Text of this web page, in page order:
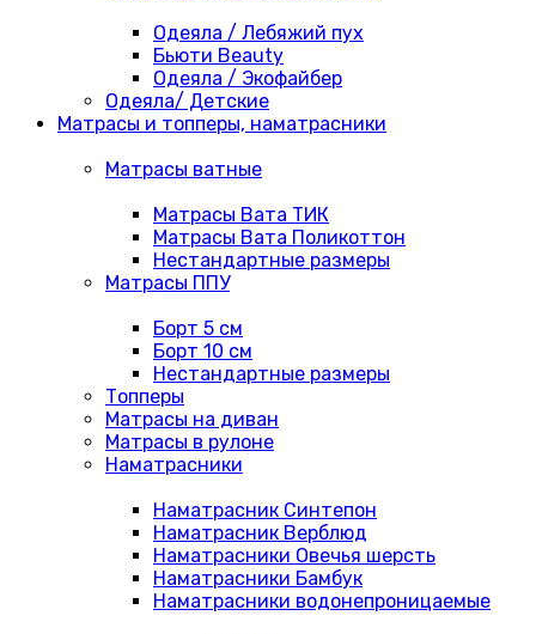
Одеяла / Лебяжий пух
Бьюти Beauty
Одеяла / Экофайбер
Одеяла/ Детские
Матрасы и топперы, наматрасники
Матрасы ватные
Матрасы Вата ТИК
Матрасы Вата Поликоттон
Нестандартные размеры
Матрасы ППУ
Борт 5 см
Борт 10 см
Нестандартные размеры
Топперы
Матрасы на диван
Матрасы в рулоне
Наматрасники
Наматрасник Синтепон
Наматрасник Верблюд
Наматрасники Овечья шерсть
Наматрасники Бамбук
Наматрасники водонепроницаемые